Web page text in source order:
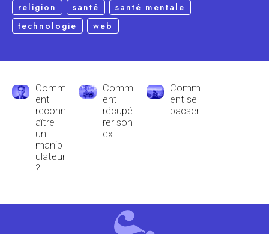
religion
santé
santé mentale
technologie
web
Comm
ent
reconn
aître
un
manip
ulateur
?
Comm
ent
récupé
rer son
ex
Comm
ent se
pacser